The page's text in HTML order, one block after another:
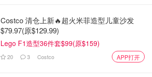
Costco 清仓上新🔥超火米菲造型儿童沙发
$79.97(原$129.99)
Lego F1造型36件套$99(原$159)
20 3 Costco APP打开